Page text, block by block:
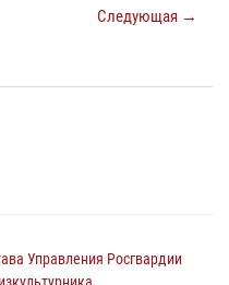
Следующая →
Управления Росгвардии